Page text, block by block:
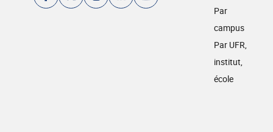
Par
campus
Par UFR,
institut,
école